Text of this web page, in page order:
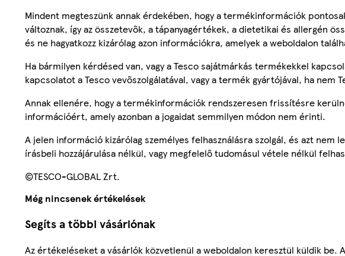
Mindent megteszünk annak érdekében, hogy a termékinformációk
változnak, így az összetevők, a tápanyagértékek, a dietetikai és allergén
és ne hagyatkozz kizárólag azon információkra, amelyek a weboldalon
Ha bármilyen kérdésed van, vagy a Tesco sajátmárkás termékekkel
kapcsolatot a Tesco vevőszolgálatával, vagy a termék gyártójával, ha nem
Annak ellenére, hogy a termékinformációk rendszeresen frissítésre
információért, amely azonban a jogaidat semmilyen módon nem érinti.
A jelen információ kizárólag személyes felhasználásra szolgál, és azt nem
írásbeli hozzájárulása nélkül, vagy megfelelő tudomásul vétele nélkül
©TESCO-GLOBAL Zrt.
Még nincsenek értékelések
Segíts a többi vásárlónak
Az értékeléseket a vásárlók közvetlenül a weboldalon keresztül küldik be.